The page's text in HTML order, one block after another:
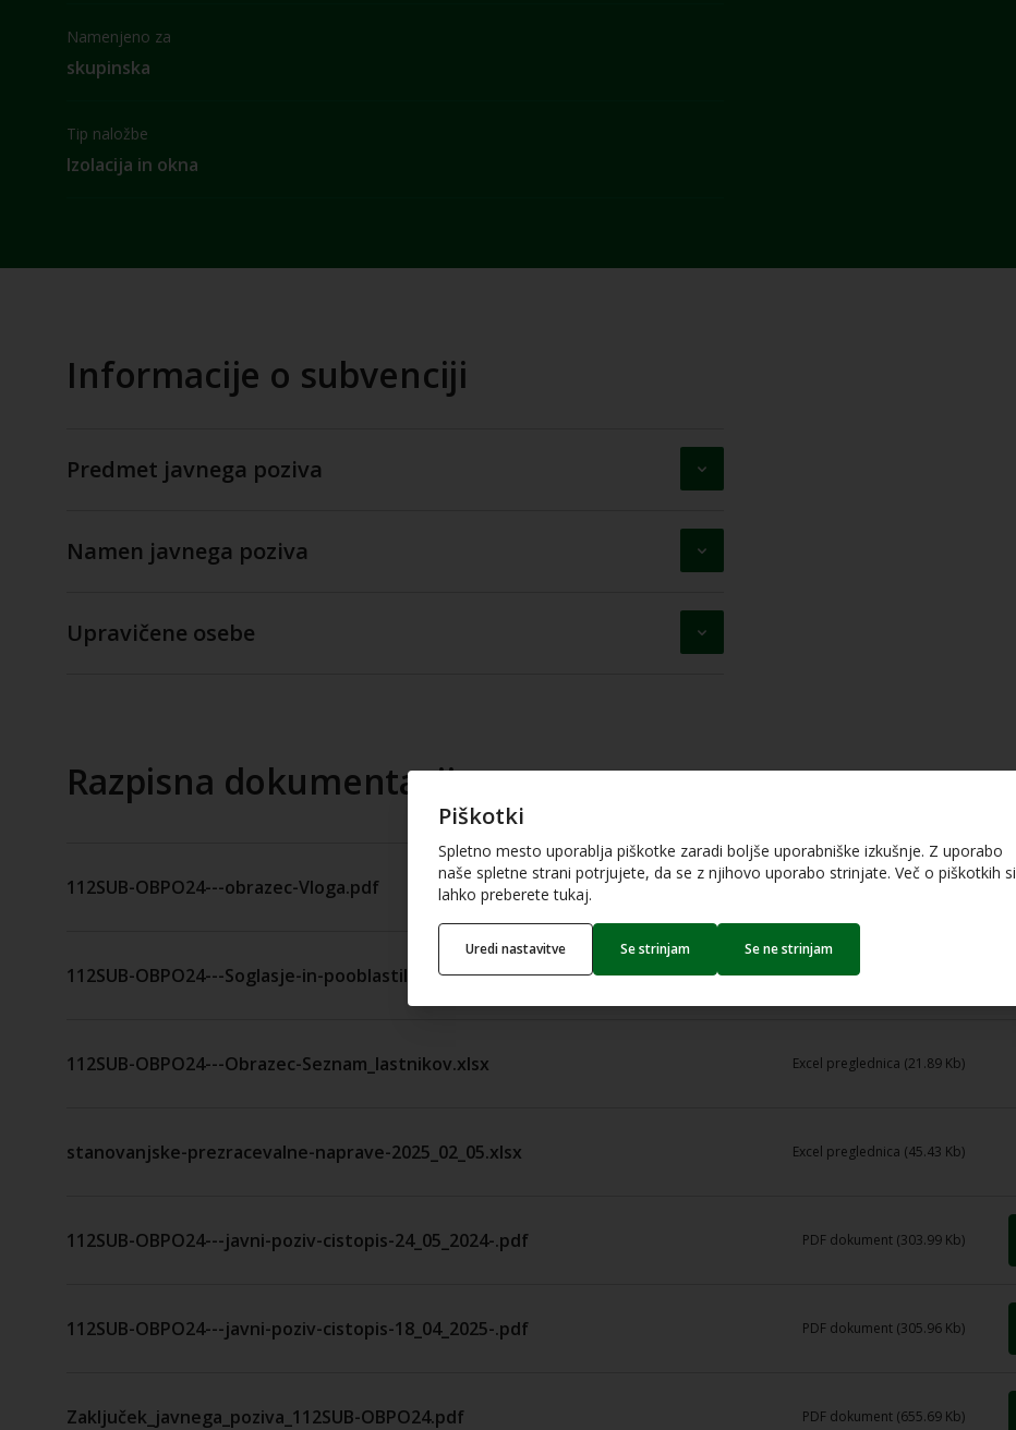
Namenjeno za
skupinska
Tip naložbe
Izolacija in okna
Informacije o subvenciji
Predmet javnega poziva
Namen javnega poziva
Upravičene osebe
Razpisna dokumentacija
112SUB-OBPO24---obrazec-Vloga.pdf PDF dokument (310.74 Kb)
112SUB-OBPO24---Soglasje-in-pooblastilo.docx Word dokument (53.15 Kb)
112SUB-OBPO24---Obrazec-Seznam_lastnikov.xlsx Excel preglednica (21.89 Kb)
stanovanjske-prezracevalne-naprave-2025_02_05.xlsx Excel preglednica (45.43 Kb)
112SUB-OBPO24---javni-poziv-cistopis-24_05_2024-.pdf PDF dokument (303.99 Kb)
112SUB-OBPO24---javni-poziv-cistopis-18_04_2025-.pdf PDF dokument (305.96 Kb)
Zaključek_javnega_poziva_112SUB-OBPO24.pdf PDF dokument (655.69 Kb)
Piškotki
Spletno mesto uporablja piškotke zaradi boljše uporabniške izkušnje. Z uporabo
naše spletne strani potrjujete, da se z njihovo uporabo strinjate. Več o piškotkih si
lahko preberete tukaj.
Uredi nastavitve Se strinjam Se ne strinjam